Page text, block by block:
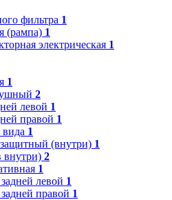
фильтра 1
(рампа) 1
электрическая 1
1
2
левой 1
правой 1
вида 1
(внутри) 1
внутри) 2
1
левой 1
правой 1